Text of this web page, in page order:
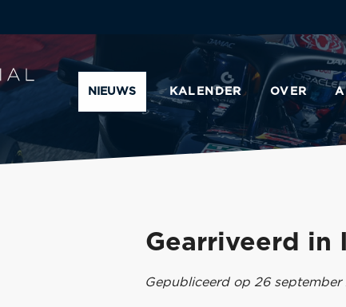
NIEUWS KALENDER OVER
Gearriveerd in
Gepubliceerd op 26